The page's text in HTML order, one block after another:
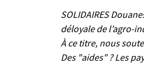
SOLIDAIRES
déloyale de l’agro-
À ce titre, nous
Des "aides" ? Les